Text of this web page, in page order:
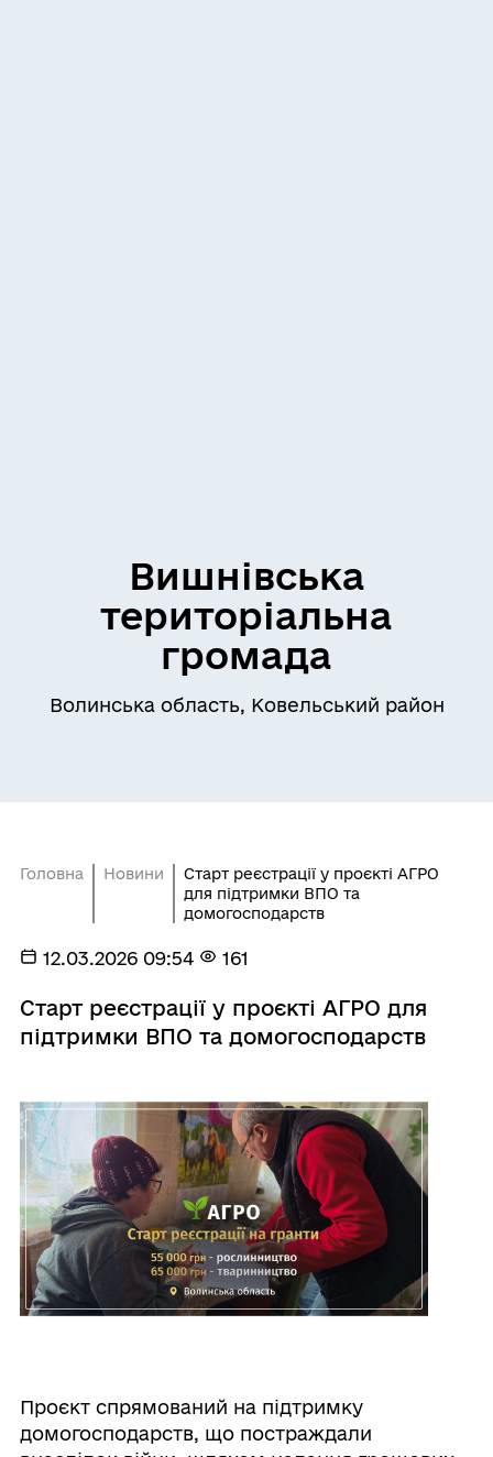
Вишнівська
територіальна
громада
Волинська область, Ковельський район
Головна Новини
Старт реєстрації у проєкті АГРО
для підтримки ВПО та
домогосподарств
12.03.2026 09:54 161
Старт реєстрації у проєкті АГРО для
підтримки ВПО та домогосподарств
Проєкт спрямований на підтримку
домогосподарств, що постраждали